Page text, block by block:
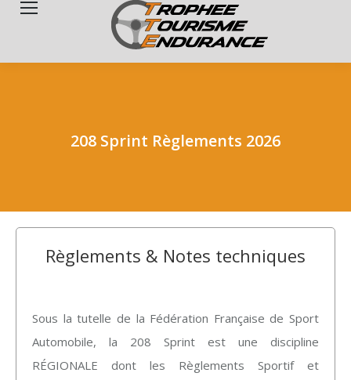
208 Sprint Règlements 2026
Règlements & Notes techniques
Sous la tutelle de la Fédération Française de Sport
Automobile, la 208 Sprint est une discipline
RÉGIONALE dont les Règlements Sportif et